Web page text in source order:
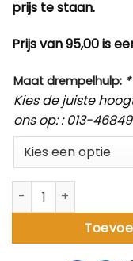
prijs te staan.
Prijs van 95,00 is
Maat drempelhulp: *
Kies de juiste
ons op: : 013-
Drempelhulpen op